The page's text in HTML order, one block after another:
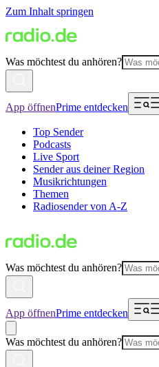
Zum Inhalt springen
Was möchtest du anhören?
App öffnenPrime entdecken
Top Sender
Podcasts
Live Sport
Sender aus deiner Region
Musikrichtungen
Themen
Radiosender von A-Z
Was möchtest du anhören?
App öffnenPrime entdecken
Was möchtest du anhören?